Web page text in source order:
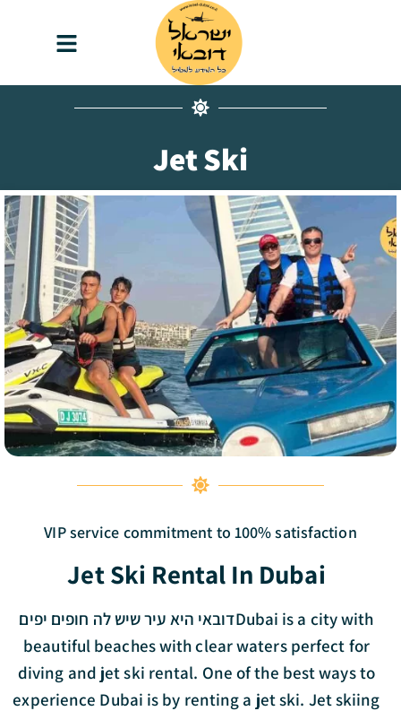
Jet Ski
VIP service commitment to 100% satisfaction
Jet Ski Rental In Dubai
דובאי היא עיר שיש לה חופים יפיםDubai is a city with
beautiful beaches with clear waters perfect for
diving and jet ski rental. One of the best ways to
experience Dubai is by renting a jet ski. Jet skiing